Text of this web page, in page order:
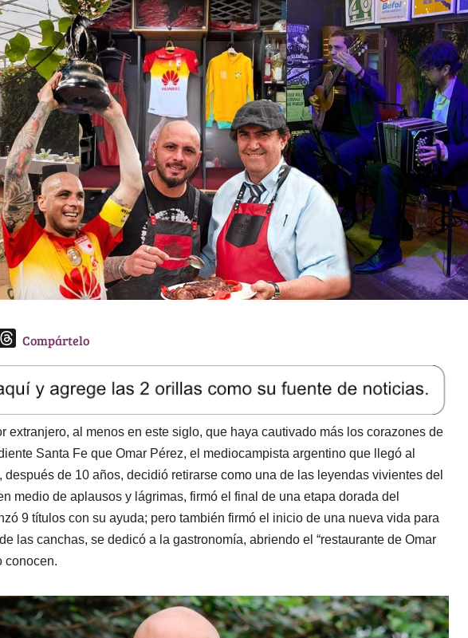
T
e
a
d
s
Compártelo
extranjero, al menos en este siglo, que haya cautivado más los corazones de
Santa Fe que Omar Pérez, el mediocampista argentino que llegó al
de 10 años, decidió retirarse como una de las leyendas vivientes del
medio de aplausos y lágrimas, firmó el final de una etapa dorada del
9 títulos con su ayuda; pero también firmó el inicio de una nueva vida para
las canchas, se dedicó a la gastronomía, abriendo el “restaurante de Omar
conocen.